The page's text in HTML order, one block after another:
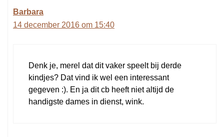
Barbara
14 december 2016 om 15:40
Denk je, merel dat dit vaker speelt bij derde
kindjes? Dat vind ik wel een interessant
gegeven :). En ja dit cb heeft niet altijd de
handigste dames in dienst, wink.